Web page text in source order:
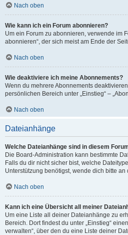
Nach oben
Wie kann ich ein Forum abonnieren?
Um ein Forum zu abonnieren, verwende im
abonnieren“, der sich meist am Ende der
Nach oben
Wie deaktiviere ich meine Abonnements?
Wenn du mehrere Abonnements
persönlichen Bereich unter „Einstieg“ –
Nach oben
Dateianhänge
Welche Dateianhänge sind in diesem
Die Board-Administration kann bestimmte
Falls du dir nicht sicher bist, welche
Unterstützung benötigst, wende dich bitte
Nach oben
Kann ich eine Übersicht all meiner
Um eine Liste all deiner Dateianhänge zu
Bereich. Dort findest du unter „Einstieg“
verwalten“, über den du eine Liste deiner